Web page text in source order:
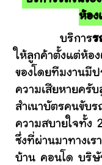
ห้อง
บริการร
ให้ลูกค้าตั้งแต่ห้อ
ของโดยทีมงานมี
ความเสียหายครั
สำเนาบัตรคนขับร
ความสบายใจทั้ง
ซึ่งที่ผ่านมาทางเร
บ้าน คอนโด บริษั